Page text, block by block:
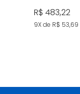
R$ 483,22
9X de R$ 53,69